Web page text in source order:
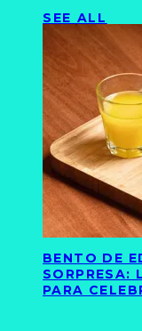
SEE ALL
BENTO DE
SORPRESA:
PARA